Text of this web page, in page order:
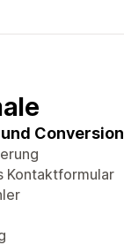
Conversion
Kontaktformular